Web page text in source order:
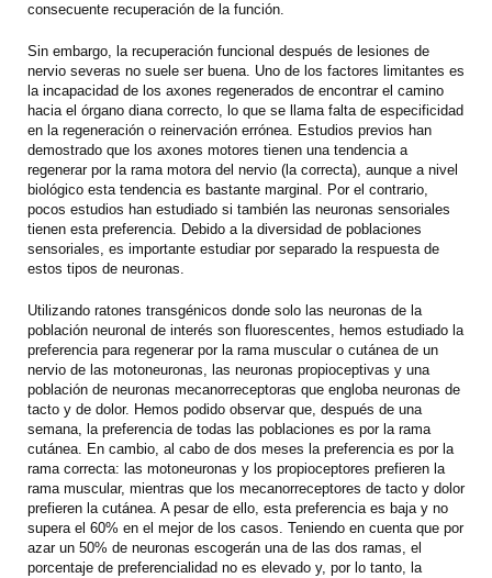
consecuente recuperación de la función.
Sin embargo, la recuperación funcional después de lesiones de
nervio severas no suele ser buena. Uno de los factores limitantes es
la incapacidad de los axones regenerados de encontrar el camino
hacia el órgano diana correcto, lo que se llama falta de especificidad
en la regeneración o reinervación errónea. Estudios previos han
demostrado que los axones motores tienen una tendencia a
regenerar por la rama motora del nervio (la correcta), aunque a nivel
biológico esta tendencia es bastante marginal. Por el contrario,
pocos estudios han estudiado si también las neuronas sensoriales
tienen esta preferencia. Debido a la diversidad de poblaciones
sensoriales, es importante estudiar por separado la respuesta de
estos tipos de neuronas.
Utilizando ratones transgénicos donde solo las neuronas de la
población neuronal de interés son fluorescentes, hemos estudiado la
preferencia para regenerar por la rama muscular o cutánea de un
nervio de las motoneuronas, las neuronas propioceptivas y una
población de neuronas mecanorreceptoras que engloba neuronas de
tacto y de dolor. Hemos podido observar que, después de una
semana, la preferencia de todas las poblaciones es por la rama
cutánea. En cambio, al cabo de dos meses la preferencia es por la
rama correcta: las motoneuronas y los propioceptores prefieren la
rama muscular, mientras que los mecanorreceptores de tacto y dolor
prefieren la cutánea. A pesar de ello, esta preferencia es baja y no
supera el 60% en el mejor de los casos. Teniendo en cuenta que por
azar un 50% de neuronas escogerán una de las dos ramas, el
porcentaje de preferencialidad no es elevado y, por lo tanto, la